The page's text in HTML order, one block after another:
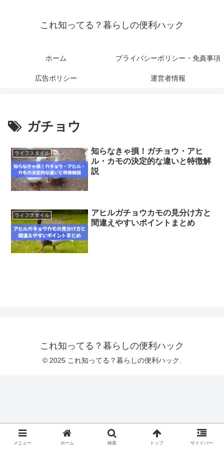
これ知ってる？暮らしの便利ハック
ホーム プライバシーポリシー・免責事項
広告ポリシー 運営者情報
ガチョウ
ライフスタイル
知らなきゃ損！ガチョウ・アヒ
ル・カモの決定的な違いと特徴解
説
ライフスタイル
アヒルガチョウカモの見分け方と
間違えやすいポイントまとめ
これ知ってる？暮らしの便利ハック
© 2025 これ知ってる？暮らしの便利ハック.
メニュー ホーム 検索 トップ サイドバー